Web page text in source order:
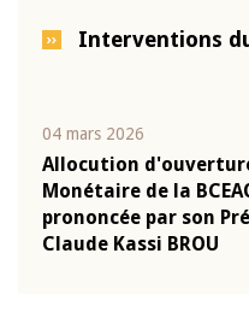
Interventions
04 mars 2026
Allocution
Monétaire de la
prononcée par son
Claude Kassi BROU